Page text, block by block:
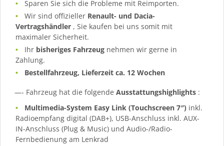
Sparen Sie sich die Probleme mit Reimporten.
Wir sind offizieller Renault- und Dacia-
Vertragshändler , Sie kaufen bei uns somit mit
maximaler Sicherheit.
Ihr bisheriges Fahrzeug nehmen wir gerne in
Zahlung.
Bestellfahrzeug, Lieferzeit ca. 12 Wochen
—- Fahrzeug hat die folgende Ausstattungshighlights :
Multimedia-System Easy Link (Touchscreen 7″) inkl.
Radioempfang digital (DAB+), USB-Anschluss inkl. AUX-
IN-Anschluss (Plug & Music) und Audio-/Radio-
Fernbedienung am Lenkrad